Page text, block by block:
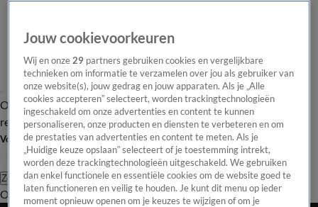
Overzicht Laatste nieuws Regionieuws Het beste van Hart
Tip de
redactie
Volg Hart van Nederland
Zoeken
OverzichtRegioUitzendingenWeerTip de redactiePanelVideo's
Jouw cookievoorkeuren
Wij en onze29 partners gebruiken cookies en vergelijkbare
technieken om informatie te verzamelen over jou als gebruiker van
onze website(s), jouw gedrag en jouw apparaten. Als je „Alle
cookies accepteren” selecteert, worden trackingtechnologieën
ingeschakeld om onze advertenties en content te kunnen
personaliseren, onze producten en diensten te verbeteren en om
de prestaties van advertenties en content te meten. Als je
„Huidige keuze opslaan” selecteert of je toestemming intrekt,
worden deze trackingtechnologieën uitgeschakeld. We gebruiken
dan enkel functionele en essentiële cookies om de website goed te
laten functioneren en veilig te houden. Je kunt dit menu op ieder
moment opnieuw openen om je keuzes te wijzigen of om je